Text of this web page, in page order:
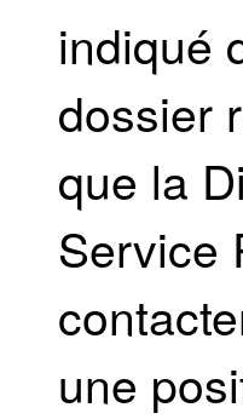
indiqué
dossier
que la
Service
une